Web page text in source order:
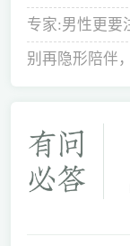
专家:男性更要
间
别再隐形陪伴